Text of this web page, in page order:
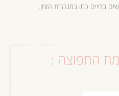
בחיים כמו במנהרת הזמן.
התפוצה :